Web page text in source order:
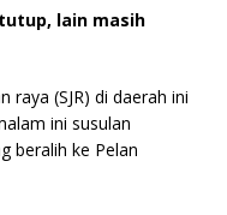
lain masih
raya (SJR) di daerah ini
ini susulan
beralih ke Pelan